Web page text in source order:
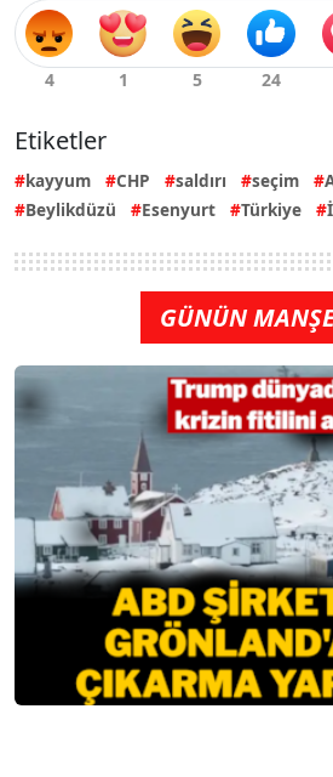
Etiketler
kayyum CHP saldırı seçim
Beylikdüzü
Esenyurt Türkiye
GÜNÜN